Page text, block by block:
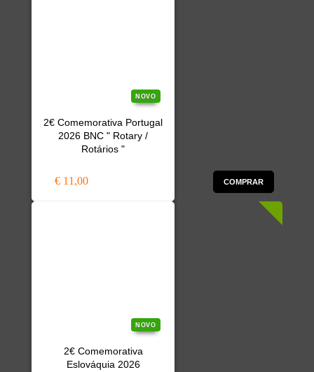
NOVO
2€ Comemorativa Portugal
2026 BNC " Rotary /
Rotários "
€ 11,00 COMPRAR
NOVO
2€ Comemorativa
Eslováquia 2026